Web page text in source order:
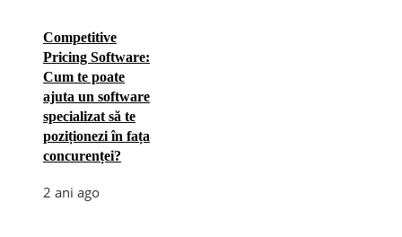
Competitive
Pricing Software:
Cum te poate
ajuta un software
specializat să te
poziționezi în fața
concurenței?
2 ani ago